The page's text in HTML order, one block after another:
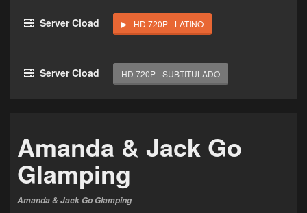
Haz clic 3 veces en el botón para desbloquear este
reproductor
Clic 1 - Abrir primer enlace
Server Cload HD 720P - LATINO
Server Cload HD 720P - SUBTITULADO
Amanda & Jack Go
Glamping
Amanda & Jack Go Glamping